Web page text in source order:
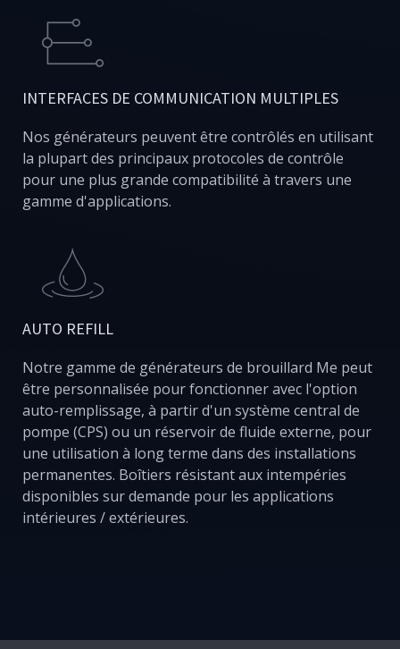
INTERFACES DE COMMUNICATION MULTIPLES
Nos générateurs peuvent être contrôlés en utilisant
la plupart des principaux protocoles de contrôle
pour une plus grande compatibilité à travers une
gamme d'applications.
AUTO REFILL
Notre gamme de générateurs de brouillard Me peut
être personnalisée pour fonctionner avec l'option
auto-remplissage, à partir d'un système central de
pompe (CPS) ou un réservoir de fluide externe, pour
une utilisation à long terme dans des installations
permanentes. Boîtiers résistant aux intempéries
disponibles sur demande pour les applications
intérieures / extérieures.